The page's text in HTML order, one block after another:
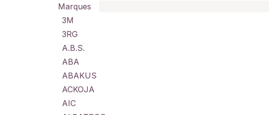
Marques
3M
3RG
A.B.S.
ABA
ABAKUS
ACKOJA
AIC